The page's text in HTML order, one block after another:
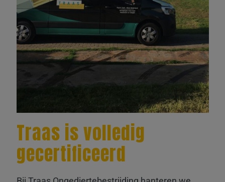
Traas is volledig
gecertificeerd